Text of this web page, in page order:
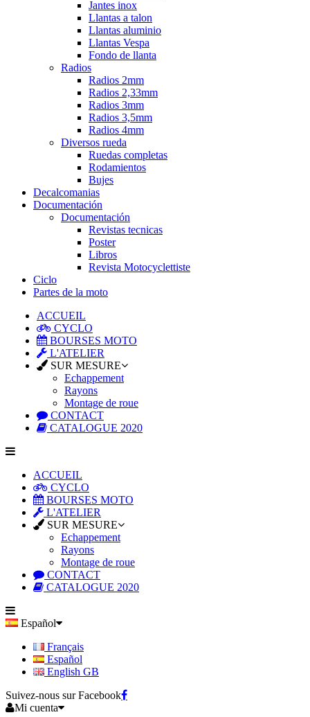
Jantes inox
Llantas a talon
Llantas aluminio
Llantas Vespa
Fondo de llanta
Radios
Radios 2mm
Radios 2,33mm
Radios 3mm
Radios 3,5mm
Radios 4mm
Diversos rueda
Ruedas completas
Rodamientos
Bujes
Decalcomanias
Documentación
Documentación
Revistas tecnicas
Poster
Libros
Revista Motocyclettiste
Ciclo
Partes de la moto
ACCUEIL
CYCLO
BOURSES MOTO
L'ATELIER
SUR MESURE
Echappement
Rayons
Montage de roue
CONTACT
CATALOGUE 2020
ACCUEIL
CYCLO
BOURSES MOTO
L'ATELIER
SUR MESURE
Echappement
Rayons
Montage de roue
CONTACT
CATALOGUE 2020
Español
Français
Español
English GB
Suivez-nous sur Facebook
Mi cuenta